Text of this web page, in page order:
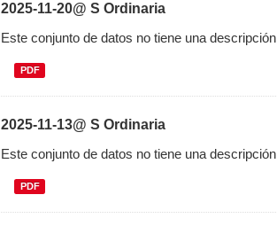
2025-11-20@ S Ordinaria
Este conjunto de datos no tiene una descripción
PDF
2025-11-13@ S Ordinaria
Este conjunto de datos no tiene una descripción
PDF